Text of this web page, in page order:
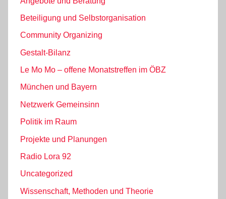
Beteiligung und Selbstorganisation
Community Organizing
Gestalt-Bilanz
Le Mo Mo – offene Monatstreffen im ÖBZ
München und Bayern
Netzwerk Gemeinsinn
Politik im Raum
Projekte und Planungen
Radio Lora 92
Uncategorized
Wissenschaft, Methoden und Theorie